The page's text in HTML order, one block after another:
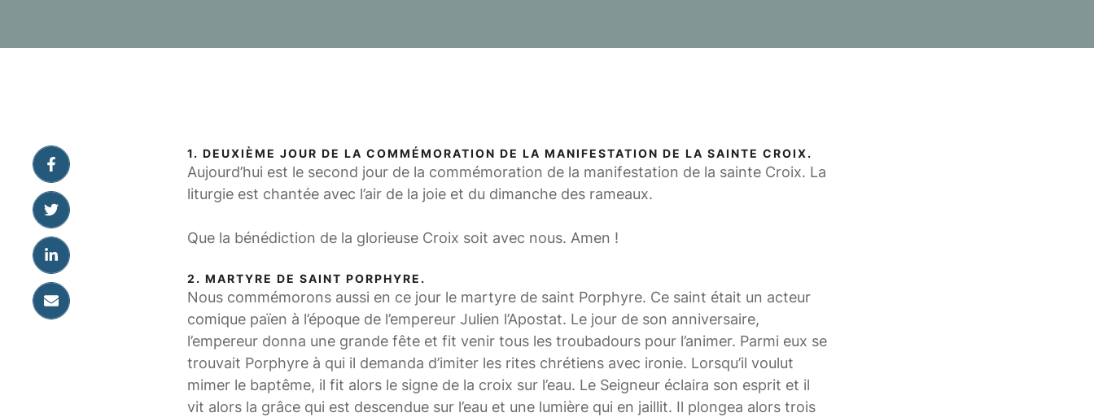
1. DEUXIÈME JOUR DE LA COMMÉMORATION DE LA MANIFESTATION DE LA SAINTE CROIX.
Aujourd’hui est le second jour de la commémoration de la manifestation de la sainte Croix. La
liturgie est chantée avec l’air de la joie et du dimanche des rameaux.
Que la bénédiction de la glorieuse Croix soit avec nous. Amen !
2. MARTYRE DE SAINT PORPHYRE.
Nous commémorons aussi en ce jour le martyre de saint Porphyre. Ce saint était un acteur
comique païen à l’époque de l’empereur Julien l’Apostat. Le jour de son anniversaire,
l’empereur donna une grande fête et fit venir tous les troubadours pour l’animer. Parmi eux se
trouvait Porphyre à qui il demanda d’imiter les rites chrétiens avec ironie. Lorsqu’il voulut
mimer le baptême, il fit alors le signe de la croix sur l’eau. Le Seigneur éclaira son esprit et il
vit alors la grâce qui est descendue sur l’eau et une lumière qui en jaillit. Il plongea alors trois